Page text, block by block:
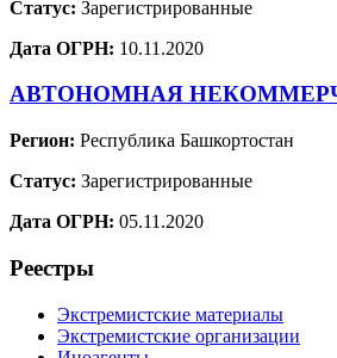
Статус: Зарегистрированные
Дата ОГРН: 10.11.2020
АВТОНОМНАЯ
Регион: Республика Башкортостан
Статус: Зарегистрированные
Дата ОГРН: 05.11.2020
Реестры
Экстремистские материалы
Экстремистские организации